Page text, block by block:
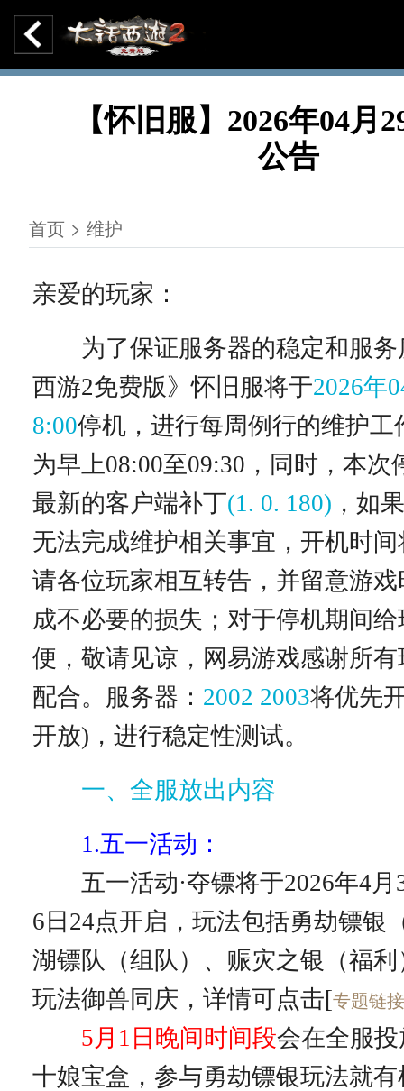
【怀旧服】2026年04月
公告
首页 > 维护
亲爱的玩家：
为了保证服务器的稳定和服务
西游2免费版》怀旧服将于2026年
8:00停机，进行每周例行的维护工
为早上08:00至09:30，同时，本次
最新的客户端补丁(1. 0. 180) ，如
无法完成维护相关事宜，开机时
请各位玩家相互转告，并留意游
成不必要的损失；对于停机期间
便，敬请见谅，网易游戏感谢所
配合。服务器： 2002 2003将优先
开放)，进行稳定性测试。
一、全服放出内容
1.五一活动：
五一活动·夺镖将于2026年4月
6日24点开启，玩法包括勇劫镖银
湖镖队（组队）、赈灾之银（福
玩法御兽同庆，详情可点击[专题链
5月1日晚间时间段会在全服
十娘宝盒，参与勇劫镖银玩法就